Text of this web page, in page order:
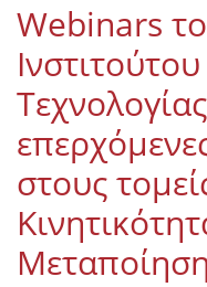
Επικοινωνία
Webinars
στους